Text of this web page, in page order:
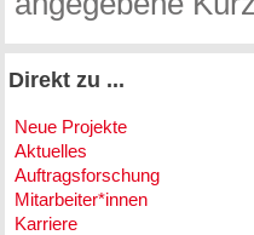
Direkt zu ...
Neue Projekte
Aktuelles
Auftragsforschung
Mitarbeiter*innen
Karriere